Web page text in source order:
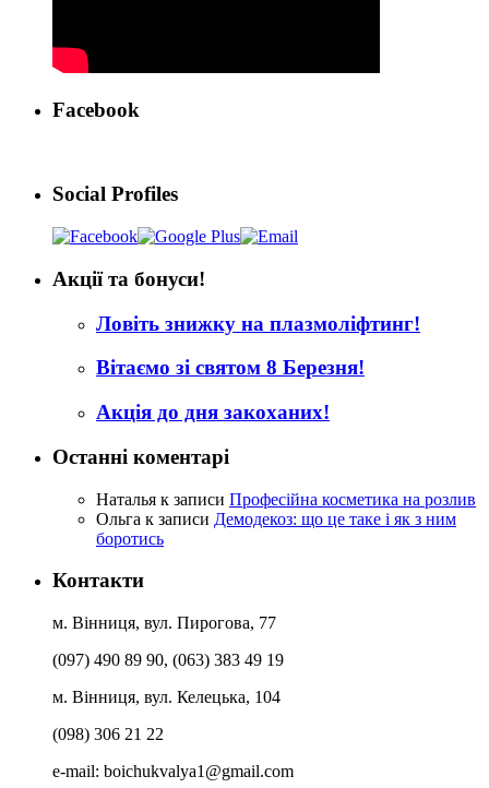
Facebook
Social Profiles
Акції та бонуси!
Ловіть знижку на плазмоліфтинг!
Вітаємо зі святом 8 Березня!
Акція до дня закоханих!
Останні коментарі
Наталья к записи Професійна косметика на розлив
Ольга к записи Демодекоз: що це таке і як з ним
боротись
Контакти
м. Вінниця, вул. Пирогова, 77
(097) 490 89 90, (063) 383 49 19
м. Вінниця, вул. Келецька, 104
(098) 306 21 22
e-mail: boichukvalya1@gmail.com